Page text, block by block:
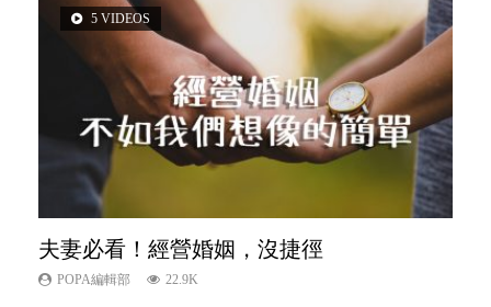
5 VIDEOS
夫妻必看！經營婚姻，沒捷徑
POPA編輯部 22.9K
3 VIDEOS
內向孩子的特質，你懂嗎？
POPA編輯部 10K
14 VIDEOS
新手父母不用怕
POPA編輯部 16.3K
2 VIDEOS
想孩子學好外語，點做好？
POPA編輯部 9.9K
6 VIDEOS
孩子能力天注定？
POPA編輯部 7.9K